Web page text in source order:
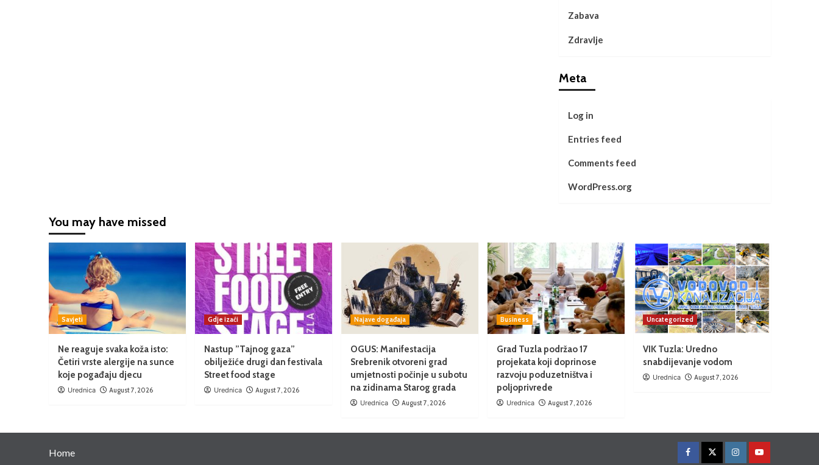
Zabava
Zdravlje
Meta
Log in
Entries feed
Comments feed
WordPress.org
You may have missed
Savjeti
Ne reaguje svaka koža isto:
Četiri vrste alergije na sunce
koje pogađaju djecu
Urednica August 7, 2026
Gdje izaći
Nastup ”Tajnog gaza”
obilježiće drugi dan festivala
Street food stage
Urednica August 7, 2026
Najave događaja
OGUS: Manifestacija
Srebrenik otvoreni grad
umjetnosti počinje u subotu
na zidinama Starog grada
Urednica August 7, 2026
Business
Grad Tuzla podržao 17
projekata koji doprinose
razvoju poduzetništva i
poljoprivrede
Urednica August 7, 2026
Uncategorized
VIK Tuzla: Uredno
snabdijevanje vodom
Urednica August 7, 2026
Home